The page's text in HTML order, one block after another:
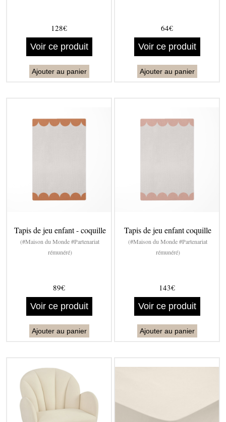
128€
Voir ce produit
Ajouter au panier
64€
Voir ce produit
Ajouter au panier
Tapis de jeu enfant - coquille
(#Maison du Monde #Partenariat
rémunéré)
89€
Voir ce produit
Ajouter au panier
Tapis de jeu enfant coquille
(#Maison du Monde #Partenariat
rémunéré)
143€
Voir ce produit
Ajouter au panier